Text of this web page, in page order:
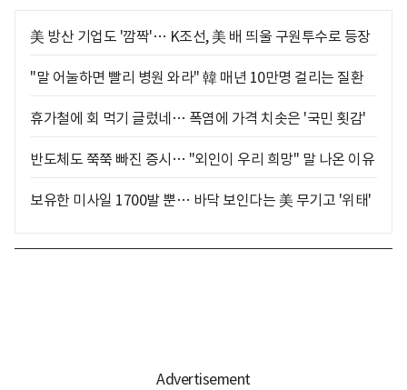
美 방산 기업도 '깜짝'… K조선, 美 배 띄울 구원투수로 등장
"말 어눌하면 빨리 병원 와라" 韓 매년 10만명 걸리는 질환
휴가철에 회 먹기 글렀네… 폭염에 가격 치솟은 '국민 횟감'
반도체도 쭉쭉 빠진 증시… "외인이 우리 희망" 말 나온 이유
보유한 미사일 1700발 뿐… 바닥 보인다는 美 무기고 '위태'